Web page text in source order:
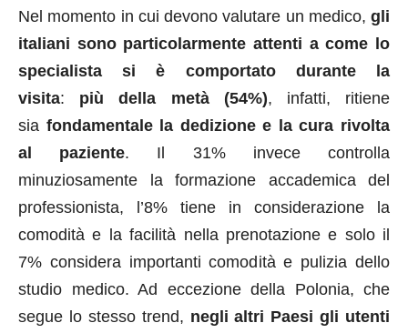
Nel momento in cui devono valutare un medico, gli
italiani sono particolarmente attenti a come lo
specialista si è comportato durante la
visita: più della metà (54%), infatti, ritiene
sia fondamentale la dedizione e la cura rivolta
al paziente. Il 31% invece controlla
minuziosamente la formazione accademica del
professionista, l’8% tiene in considerazione la
comodità e la facilità nella prenotazione e solo il
7% considera importanti comodità e pulizia dello
studio medico. Ad eccezione della Polonia, che
segue lo stesso trend, negli altri Paesi gli utenti